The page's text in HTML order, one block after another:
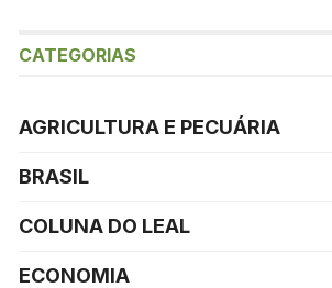
CATEGORIAS
AGRICULTURA E PECUÁRIA
BRASIL
COLUNA DO LEAL
ECONOMIA